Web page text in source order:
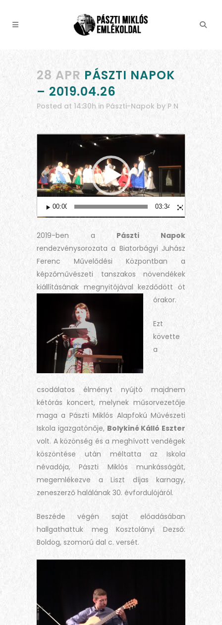
28 APR PÁSZTI NAPOK
– 2019.04.26
Posted at 14:30h in Pászti-Napok by P N
00:00 03:34
2019-ben a Pászti Napok
rendezvénysorozata a Biatorbágyi Juhász
Ferenc Művelődési Központban a
képzőművészeti tanszakos növendékek
kiállításának megnyitójával kezdődött öt
órakor.
Ezt
követte
a
csodálatos élményt nyújtó majdnem
kétórás koncert, melynek műsorvezetője
maga a Pászti Miklós Alapfokú Művészeti
Iskola igazgatónője, Bolykiné Kálló Eszter
volt. A közönség és a meghívott vendégek
köszöntése után méltatta az Iskola
névadója, Pászti Miklós munkásságát,
megemlékezve a Liszt díjas karnagy,
zeneszerző halálának 30. évfordulójáról.
Beszéde végén saját előadásában
hallgathattuk meg Kosztolányi Dezső:
Boldog, szomorú dal c. versét.